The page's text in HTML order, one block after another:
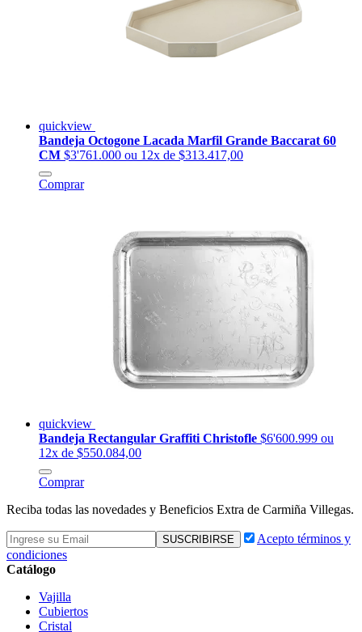
quickview
Bandeja Octogone Lacada Marfil Grande Baccarat 60
CM $3'761.000 ou 12x de $313.417,00
Comprar
quickview
Bandeja Rectangular Graffiti Christofle $6'600.999 ou
12x de $550.084,00
Comprar
Reciba todas las novedades y Beneficios Extra de Carmiña Villegas.
Acepto términos y
condiciones
Catálogo
Vajilla
Cubiertos
Cristal